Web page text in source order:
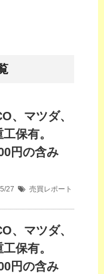
、マツダ、
保有。
円の含み
27 売買レポート
、マツダ、
保有。
円の含み